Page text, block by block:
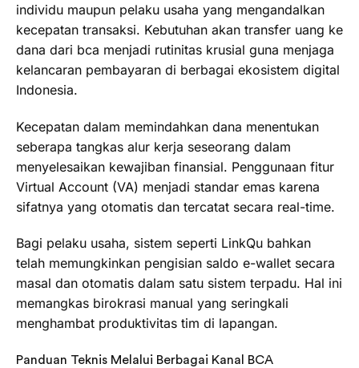
individu maupun pelaku usaha yang mengandalkan
kecepatan transaksi. Kebutuhan akan transfer uang ke
dana dari bca menjadi rutinitas krusial guna menjaga
kelancaran pembayaran di berbagai ekosistem digital
Indonesia.
Kecepatan dalam memindahkan dana menentukan
seberapa tangkas alur kerja seseorang dalam
menyelesaikan kewajiban finansial. Penggunaan fitur
Virtual Account (VA) menjadi standar emas karena
sifatnya yang otomatis dan tercatat secara real-time.
Bagi pelaku usaha, sistem seperti LinkQu bahkan
telah memungkinkan pengisian saldo e-wallet secara
masal dan otomatis dalam satu sistem terpadu. Hal ini
memangkas birokrasi manual yang seringkali
menghambat produktivitas tim di lapangan.
Panduan Teknis Melalui Berbagai Kanal BCA